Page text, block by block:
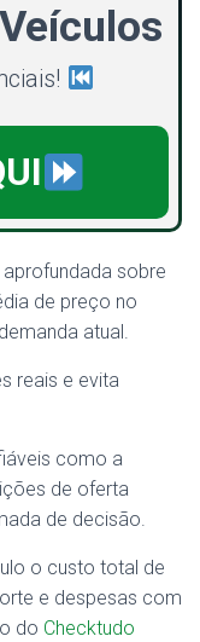
sobre
de preço no
atual.
reais e evita
como a
de oferta
de decisão.
o custo total de
e despesas com
do Checktudo